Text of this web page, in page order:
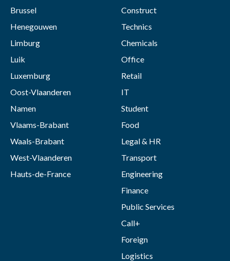
Brussel
Henegouwen
Limburg
Luik
Luxemburg
Oost-Vlaanderen
Namen
Vlaams-Brabant
Waals-Brabant
West-Vlaanderen
Hauts-de-France
Construct
Technics
Chemicals
Office
Retail
IT
Student
Food
Legal & HR
Transport
Engineering
Finance
Public Services
Call+
Foreign
Logistics